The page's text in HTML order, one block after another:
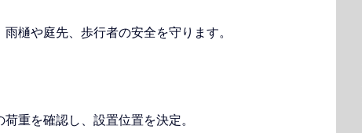
樋や庭先、歩行者の安全を守ります。
重を確認し、設置位置を決定。